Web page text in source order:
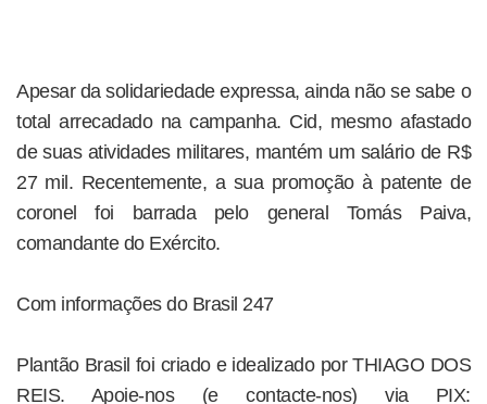
Apesar da solidariedade expressa, ainda não se sabe o
total arrecadado na campanha. Cid, mesmo afastado
de suas atividades militares, mantém um salário de R$
27 mil. Recentemente, a sua promoção à patente de
coronel foi barrada pelo general Tomás Paiva,
comandante do Exército.
Com informações do Brasil 247
Plantão Brasil foi criado e idealizado por THIAGO DOS
REIS. Apoie-nos (e contacte-nos) via PIX: